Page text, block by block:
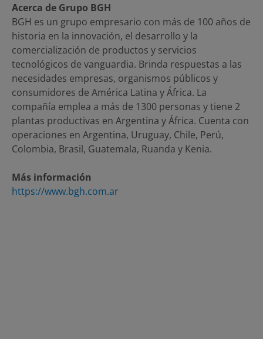
Acerca de Grupo BGH
BGH es un grupo empresario con más de 100 años de
historia en la innovación, el desarrollo y la
comercialización de productos y servicios
tecnológicos de vanguardia. Brinda respuestas a las
necesidades empresas, organismos públicos y
consumidores de América Latina y África. La
compañía emplea a más de 1300 personas y tiene 2
plantas productivas en Argentina y África. Cuenta con
operaciones en Argentina, Uruguay, Chile, Perú,
Colombia, Brasil, Guatemala, Ruanda y Kenia.
Más información
https://www.bgh.com.ar